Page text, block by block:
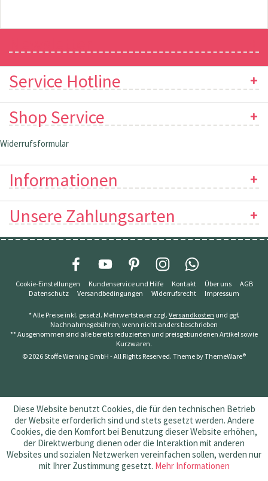
Service Hotline
Shop Service
Widerrufsformular
Informationen
Unsere Zahlungsarten
Cookie-Einstellungen Kundenservice und Hilfe Kontakt Über uns
AGB
Datenschutz
Versandbedingungen Widerrufsrecht Impressum
* Alle Preise inkl. gesetzl. Mehrwertsteuer zzgl. Versandkosten und ggf.
Nachnahmegebühren, wenn nicht anders beschrieben
** Ausgenommen sind alle bereits reduzierten und preisgebundenen Artikel sowie
Kurzwaren.
© 2026 Stoffe Werning GmbH - All Rights Reserved. Theme byThemeWare®
Diese Website benutzt Cookies, die für den technischen Betrieb
der Website erforderlich sind und stets gesetzt werden. Andere
Cookies, die den Komfort bei Benutzung dieser Website erhöhen,
der Direktwerbung dienen oder die Interaktion mit anderen
Websites und sozialen Netzwerken vereinfachen sollen, werden nur
mit Ihrer Zustimmung gesetzt. Mehr Informationen